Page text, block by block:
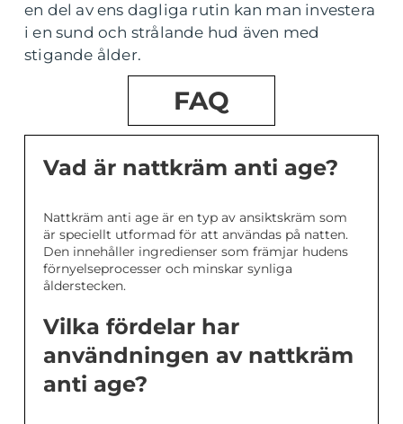
en del av ens dagliga rutin kan man investera
i en sund och strålande hud även med
stigande ålder.
FAQ
Vad är nattkräm anti age?
Nattkräm anti age är en typ av ansiktskräm som
är speciellt utformad för att användas på natten.
Den innehåller ingredienser som främjar hudens
förnyelseprocesser och minskar synliga
ålderstecken.
Vilka fördelar har
användningen av nattkräm
anti age?